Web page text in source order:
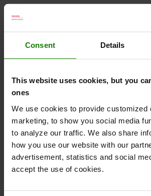
Consent Details
This website uses cookies, but you
ones
We use cookies to provide customized
marketing, to show you social media
to analyze our traffic. We also share
how you use our website with our
advertisement, statistics and social
accept the use of cookies.
Har du brug for